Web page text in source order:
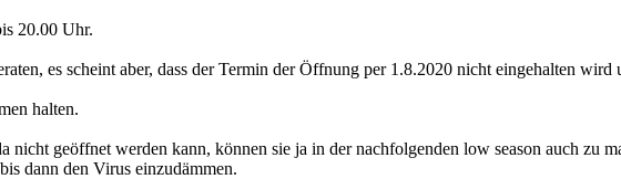
20.00 Uhr.
es scheint aber, dass der Termin der Öffnung per 1.8.2020 nicht eingehalten
halten.
geöffnet werden kann, können sie ja in der nachfolgenden low season auch zu
dann den Virus einzudämmen.